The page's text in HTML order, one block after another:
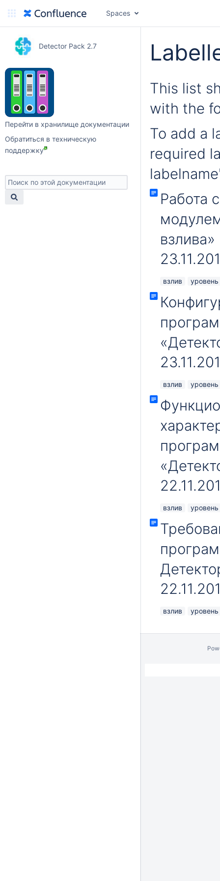
Spaces
Detector Pack 2.7
Перейти в хранилище документации
Обратиться в техническую
поддержку
This list
with the
To add a
required
Работа
взлива»
взлив уровень
взлив уровень
взлив уровень
взлив уровень